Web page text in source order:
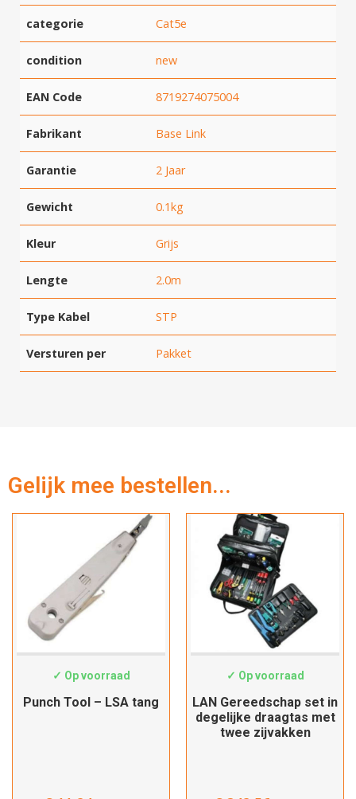
categorie Cat5e
condition new
EAN Code 8719274075004
Fabrikant Base Link
Garantie 2 Jaar
Gewicht 0.1kg
Kleur Grijs
Lengte 2.0m
Type Kabel STP
Versturen per Pakket
Gelijk mee bestellen...
✓ Op voorraad
Punch Tool – LSA tang
19062046
✓ Op voorraad
LAN Gereedschap set in
degelijke draagtas met
twee zijvakken